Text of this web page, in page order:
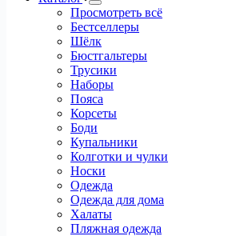
Просмотреть всё
Бестселлеры
Шёлк
Бюстгальтеры
Трусики
Наборы
Пояса
Корсеты
Боди
Купальники
Колготки и чулки
Носки
Одежда
Одежда для дома
Халаты
Пляжная одежда